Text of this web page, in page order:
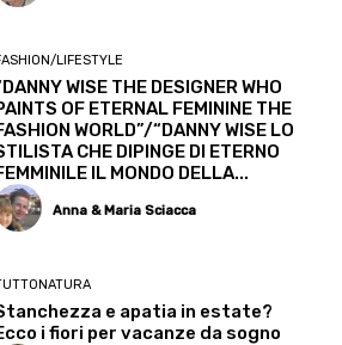
LIFESTYLE
WISE THE DESIGNER WHO
OF ETERNAL FEMININE THE
WORLD”/“DANNY WISE LO
CHE DIPINGE DI ETERNO
IL MONDO DELLA...
Anna & Maria Sciacca
e apatia in estate?
i fiori per vacanze da sogno